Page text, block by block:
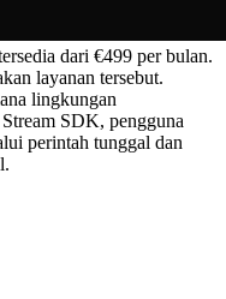
dari €499 per bulan.
layanan tersebut.
lingkungan
SDK, pengguna
perintah tunggal dan